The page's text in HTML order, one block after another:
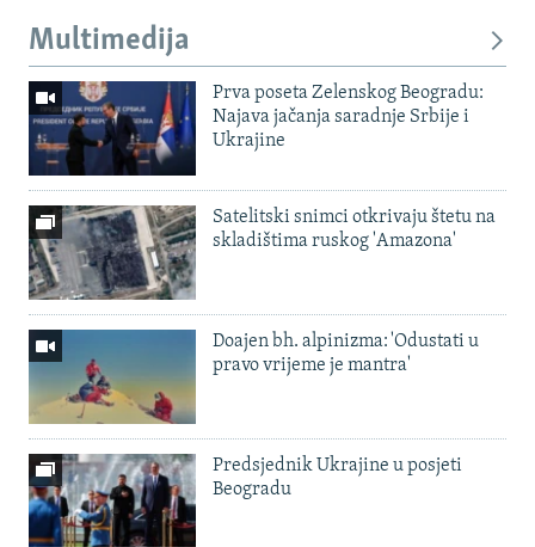
Multimedija
Prva poseta Zelenskog Beogradu:
Najava jačanja saradnje Srbije i
Ukrajine
Satelitski snimci otkrivaju štetu na
skladištima ruskog 'Amazona'
Doajen bh. alpinizma: 'Odustati u
pravo vrijeme je mantra'
Predsjednik Ukrajine u posjeti
Beogradu